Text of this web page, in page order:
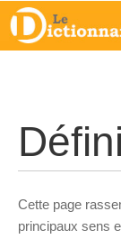
Cette page
principaux sens